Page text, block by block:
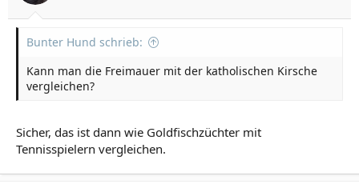
Bunter Hund schrieb:
Kann man die Freimauer mit der katholischen Kirsche
vergleichen?
Sicher, das ist dann wie Goldfischzüchter mit
Tennisspielern vergleichen.